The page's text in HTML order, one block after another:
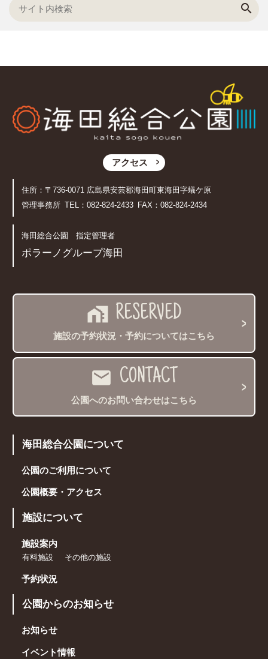
search
アクセス
住所：〒736-0071 広島県安芸郡海田町東海田字蟻ケ原
管理事務所 TEL：082-824-2433 FAX：082-824-2434
海田総合公園 指定管理者
ポラーノグループ海田
home_work RESERVED
施設の予約状況・予約についてはこちら
mail CONTACT
公園へのお問い合わせはこちら
海田総合公園について
公園のご利用について
公園概要・アクセス
施設について
施設案内
有料施設 その他の施設
予約状況
公園からのお知らせ
お知らせ
イベント情報